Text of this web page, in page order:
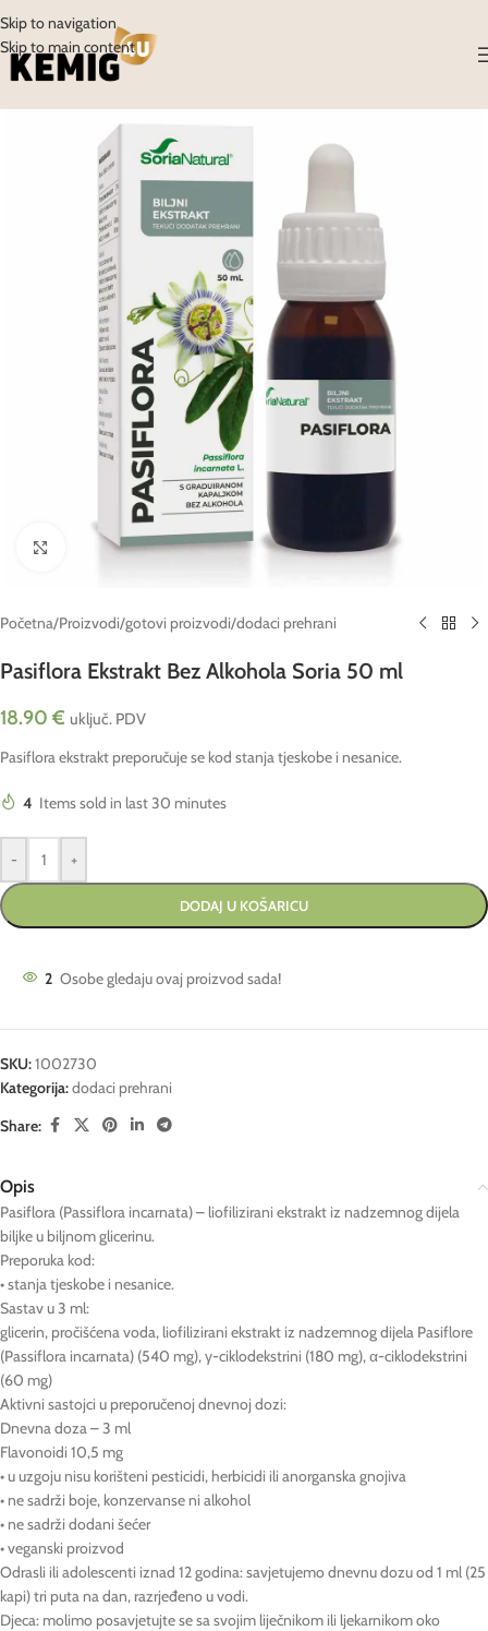
Skip to navigation
Skip to main content
Click to enlarge
Početna/Proizvodi/gotovi proizvodi/dodaci prehrani
Pasiflora Ekstrakt Bez Alkohola Soria 50 ml
18.90 € uključ. PDV
Pasiflora ekstrakt preporučuje se kod stanja tjeskobe i nesanice.
4 Items sold in last 30 minutes
- +
DODAJ U KOŠARICU
2 Osobe gledaju ovaj proizvod sada!
SKU:1002730
Kategorija:dodaci prehrani
Share:
Opis
Pasiflora (Passiflora incarnata) – liofilizirani ekstrakt iz nadzemnog dijela
biljke u biljnom glicerinu.
Preporuka kod:
• stanja tjeskobe i nesanice.
Sastav u 3 ml:
glicerin, pročišćena voda, liofilizirani ekstrakt iz nadzemnog dijela Pasiflore
(Passiflora incarnata) (540 mg), γ-ciklodekstrini (180 mg), α-ciklodekstrini
(60 mg)
Aktivni sastojci u preporučenoj dnevnoj dozi:
Dnevna doza – 3 ml
Flavonoidi 10,5 mg
• u uzgoju nisu korišteni pesticidi, herbicidi ili anorganska gnojiva
• ne sadrži boje, konzervanse ni alkohol
• ne sadrži dodani šećer
• veganski proizvod
Odrasli ili adolescenti iznad 12 godina: savjetujemo dnevnu dozu od 1 ml (25
kapi) tri puta na dan, razrjeđeno u vodi.
Djeca: molimo posavjetujte se sa svojim liječnikom ili ljekarnikom oko